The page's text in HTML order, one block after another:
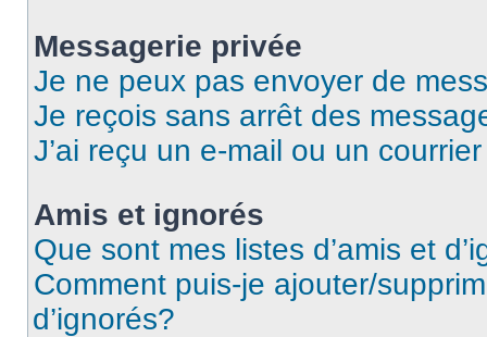
Messagerie privée
Je ne peux pas envoyer de
Je reçois sans arrêt des
J’ai reçu un e-mail ou un
Amis et ignorés
Que sont mes listes d’amis et
Comment puis-je ajouter/
d’ignorés?